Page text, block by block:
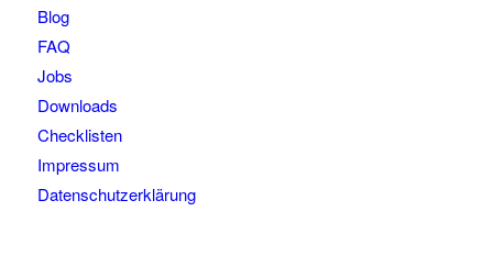
Blog
FAQ
Jobs
Downloads
Checklisten
Impressum
Datenschutzerklärung